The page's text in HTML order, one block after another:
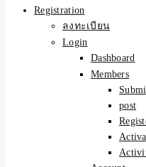
Registration
ลงทะเบียน
Login
Dashboard
Members
post